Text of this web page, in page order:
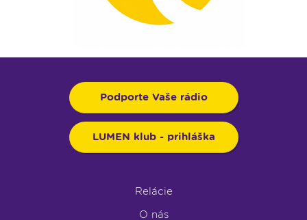
Podporte Vaše rádio
LUMEN klub - prihláška
Relácie
O nás